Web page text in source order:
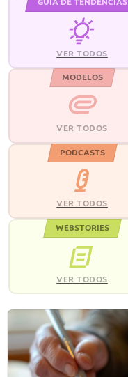
VER TODOS
MODELOS
VER TODOS
PODCASTS
VER TODOS
WEBSTORIES
VER TODOS